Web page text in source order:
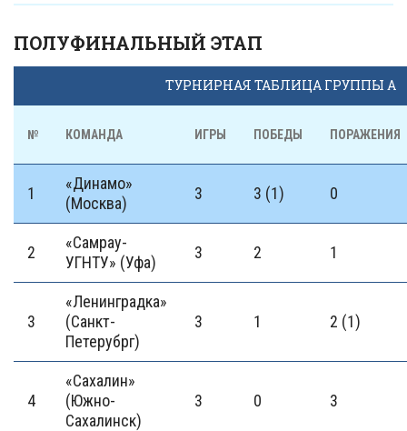
ПОЛУФИНАЛЬНЫЙ ЭТАП
ТУРНИРНАЯ ТАБЛИЦА ГРУППЫ А
№ КОМАНДА ИГРЫ ПОБЕДЫ ПОРАЖЕНИЯ
1
«Динамо»
(Москва)
3 3 (1) 0
2
«Самрау-
УГНТУ» (Уфа)
3 2 1
3
«Ленинградка»
(Санкт-
Петерубрг)
3 1 2 (1)
4
«Сахалин»
(Южно-
Сахалинск)
3 0 3